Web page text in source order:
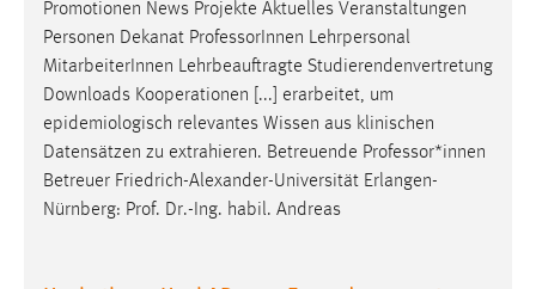
Promotionen News Projekte Aktuelles Veranstaltungen
Personen Dekanat Professor Innen Lehrpersonal
MitarbeiterInnen Lehrbeauftragte Studierendenvertretung
Downloads Kooperationen [...] erarbeitet, um
epidemiologisch relevantes Wissen aus klinischen
Datensätzen zu extrahieren. Betreuende Professor*innen
Betreuer Friedrich-Alexander-Universität Erlangen-
Nürnberg: Prof. Dr.-Ing. habil. Andreas
Anbieter:
Zweck:
Conversion-Tracking
Cookie Laufzeit:
3 Monate